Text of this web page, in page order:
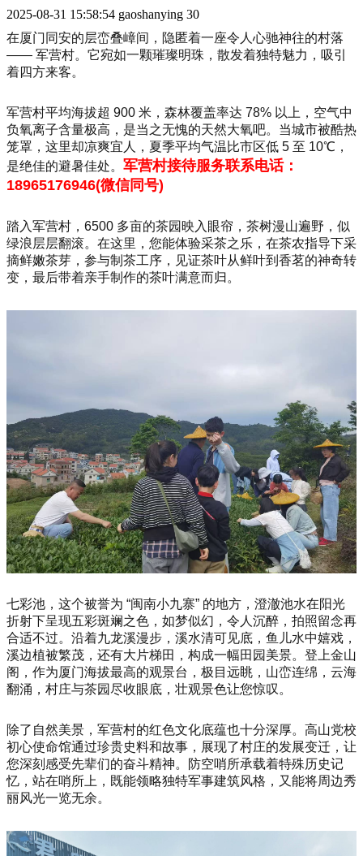
2025-08-31 15:58:54 gaoshanying 30
在厦门同安的层峦叠嶂间，隐匿着一座令人心驰神往的村落
—— 军营村。它宛如一颗璀璨明珠，散发着独特魅力，吸引
着四方来客。
军营村平均海拔超 900 米，森林覆盖率达 78% 以上，空气中
负氧离子含量极高，是当之无愧的天然大氧吧。当城市被酷热
笼罩，这里却凉爽宜人，夏季平均气温比市区低 5 至 10℃，
是绝佳的避暑佳处。 军营村接待服务联系电话：
18965176946(微信同号)
踏入军营村，6500 多亩的茶园映入眼帘，茶树漫山遍野，似
绿浪层层翻滚。在这里，您能体验采茶之乐，在茶农指导下采
摘鲜嫩茶芽，参与制茶工序，见证茶叶从鲜叶到香茗的神奇转
变，最后带着亲手制作的茶叶满意而归。
七彩池，这个被誉为 “闽南小九寨” 的地方，澄澈池水在阳光
折射下呈现五彩斑斓之色，如梦似幻，令人沉醉，拍照留念再
合适不过。沿着九龙溪漫步，溪水清可见底，鱼儿水中嬉戏，
溪边植被繁茂，还有大片梯田，构成一幅田园美景。登上金山
阁，作为厦门海拔最高的观景台，极目远眺，山峦连绵，云海
翻涌，村庄与茶园尽收眼底，壮观景色让您惊叹。
除了自然美景，军营村的红色文化底蕴也十分深厚。高山党校
初心使命馆通过珍贵史料和故事，展现了村庄的发展变迁，让
您深刻感受先辈们的奋斗精神。防空哨所承载着特殊历史记
忆，站在哨所上，既能领略独特军事建筑风格，又能将周边秀
丽风光一览无余。